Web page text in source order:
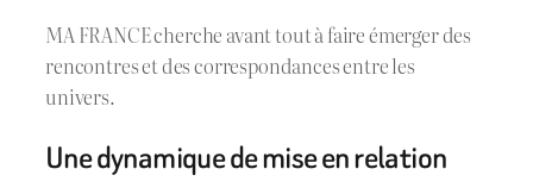
MA FRANCE cherche avant tout à faire émerger des
rencontres et des correspondances entre les
univers.
Une dynamique de mise en relation